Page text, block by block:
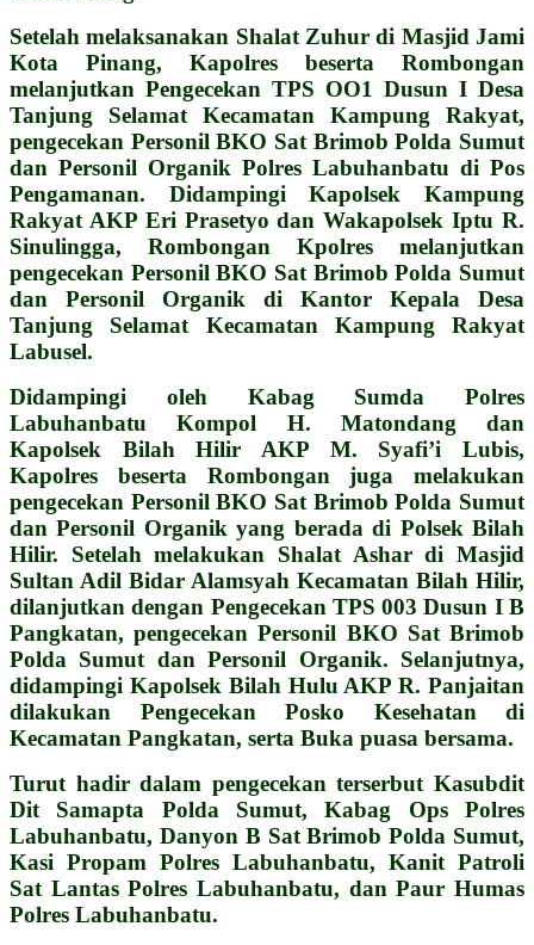
Setelah melaksanakan Shalat Zuhur di Masjid Jami
Kota Pinang, Kapolres beserta Rombongan
melanjutkan Pengecekan TPS OO1 Dusun I Desa
Tanjung Selamat Kecamatan Kampung Rakyat,
pengecekan Personil BKO Sat Brimob Polda Sumut
dan Personil Organik Polres Labuhanbatu di Pos
Pengamanan. Didampingi Kapolsek Kampung
Rakyat AKP Eri Prasetyo dan Wakapolsek Iptu R.
Sinulingga, Rombongan Kpolres melanjutkan
pengecekan Personil BKO Sat Brimob Polda Sumut
dan Personil Organik di Kantor Kepala Desa
Tanjung Selamat Kecamatan Kampung Rakyat
Labusel.
Didampingi oleh Kabag Sumda Polres
Labuhanbatu Kompol H. Matondang dan
Kapolsek Bilah Hilir AKP M. Syafi’i Lubis,
Kapolres beserta Rombongan juga melakukan
pengecekan Personil BKO Sat Brimob Polda Sumut
dan Personil Organik yang berada di Polsek Bilah
Hilir. Setelah melakukan Shalat Ashar di Masjid
Sultan Adil Bidar Alamsyah Kecamatan Bilah Hilir,
dilanjutkan dengan Pengecekan TPS 003 Dusun I B
Pangkatan, pengecekan Personil BKO Sat Brimob
Polda Sumut dan Personil Organik. Selanjutnya,
didampingi Kapolsek Bilah Hulu AKP R. Panjaitan
dilakukan Pengecekan Posko Kesehatan di
Kecamatan Pangkatan, serta Buka puasa bersama.
Turut hadir dalam pengecekan terserbut Kasubdit
Dit Samapta Polda Sumut, Kabag Ops Polres
Labuhanbatu, Danyon B Sat Brimob Polda Sumut,
Kasi Propam Polres Labuhanbatu, Kanit Patroli
Sat Lantas Polres Labuhanbatu, dan Paur Humas
Polres Labuhanbatu.